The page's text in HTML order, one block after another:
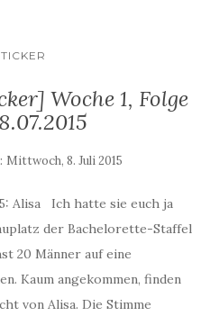
Woche 1, Folge
Mittwoch, 8. Juli 2015
Alisa Ich hatte sie euch ja
der Bachelorette-Staffel
20 Männer auf eine
Kaum angekommen, finden
von Alisa. Die Stimme